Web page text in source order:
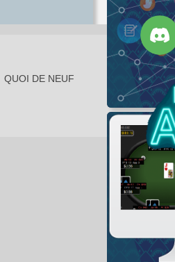
QUOI DE NEUF